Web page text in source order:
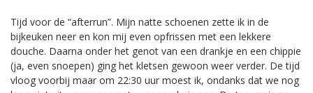
Tijd voor de “afterrun”. Mijn natte schoenen zette ik in de
bijkeuken neer en kon mij even opfrissen met een lekkere
douche. Daarna onder het genot van een drankje en een chippie
(ja, even snoepen) ging het kletsen gewoon weer verder. De tijd
vloog voorbij maar om 22:30 uur moest ik, ondanks dat we nog